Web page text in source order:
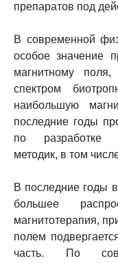
препаратов под
В современной
особое значение
магнитному
спектром
наибольшую
последние годы
по разработке
методик, в том
В последние годы
большее
магнитотерапия,
полем
часть. По